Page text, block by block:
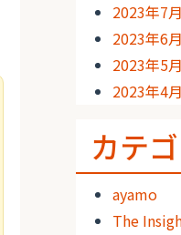
2023年7月
2023年6月
2023年5月
2023年4月
カテ
ayamo
The